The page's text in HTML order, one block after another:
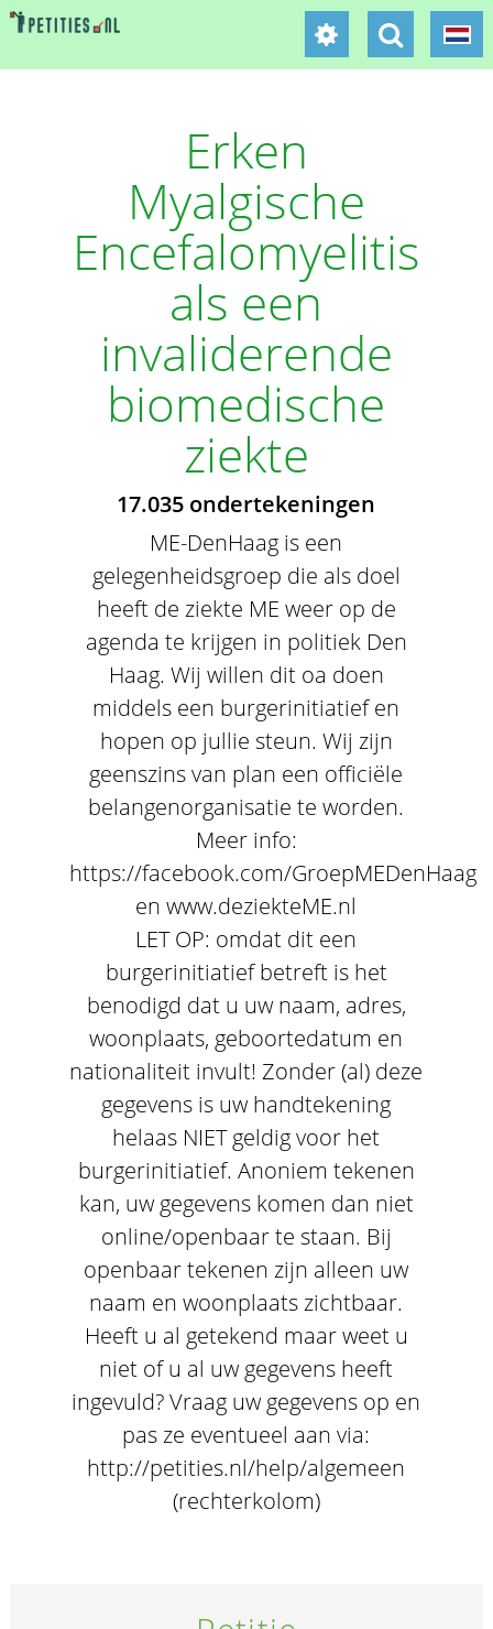
Erken
Myalgische
Encefalomyelitis
als een
invaliderende
biomedische
ziekte
17.035 ondertekeningen
ME-DenHaag is een
gelegenheidsgroep die als doel
heeft de ziekte ME weer op de
agenda te krijgen in politiek Den
Haag. Wij willen dit oa doen
middels een burgerinitiatief en
hopen op jullie steun. Wij zijn
geenszins van plan een officiële
belangenorganisatie te worden.
Meer info:
https://facebook.com/GroepMEDenHaag
en www.deziekteME.nl
LET OP: omdat dit een
burgerinitiatief betreft is het
benodigd dat u uw naam, adres,
woonplaats, geboortedatum en
nationaliteit invult! Zonder (al) deze
gegevens is uw handtekening
helaas NIET geldig voor het
burgerinitiatief. Anoniem tekenen
kan, uw gegevens komen dan niet
online/openbaar te staan. Bij
openbaar tekenen zijn alleen uw
naam en woonplaats zichtbaar.
Heeft u al getekend maar weet u
niet of u al uw gegevens heeft
ingevuld? Vraag uw gegevens op en
pas ze eventueel aan via:
http://petities.nl/help/algemeen
(rechterkolom)